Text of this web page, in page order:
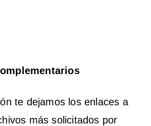
te dejamos los enlaces a
más solicitados por